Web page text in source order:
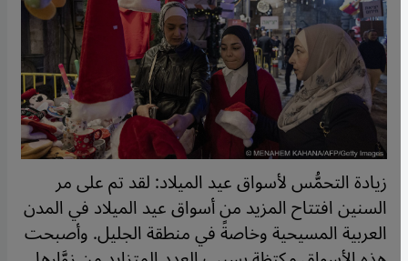
زيادة التحمُّس لأسواق عيد الميلاد: لقد تم على مر
السنين افتتاح المزيد من أسواق عيد الميلاد في المدن
العربية المسيحية وخاصةً في منطقة الجليل. وأصبحت